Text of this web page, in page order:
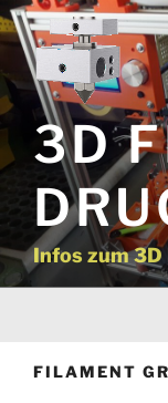
Zum
Inhalt
springen
3D
Infos zum 3D
FILAMENT